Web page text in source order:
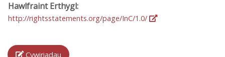
Hawlfraint Erthygl:
http://rightsstatements.org/page/InC/1.0/
Cywiriadau